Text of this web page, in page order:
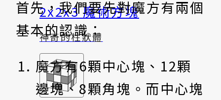
2x2x3 魔術方塊
神奇的柱狀體
首先，我們要先對魔方有兩個
基本的認識：
魔方有6顆中心塊、12顆
邊塊、8顆角塊。而中心塊